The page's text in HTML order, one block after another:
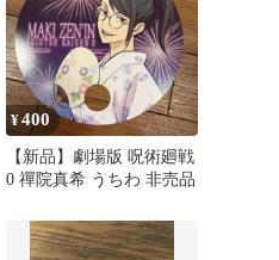
¥400
【新品】劇場版 呪術廻戦
0 禪院真希 うちわ 非売品